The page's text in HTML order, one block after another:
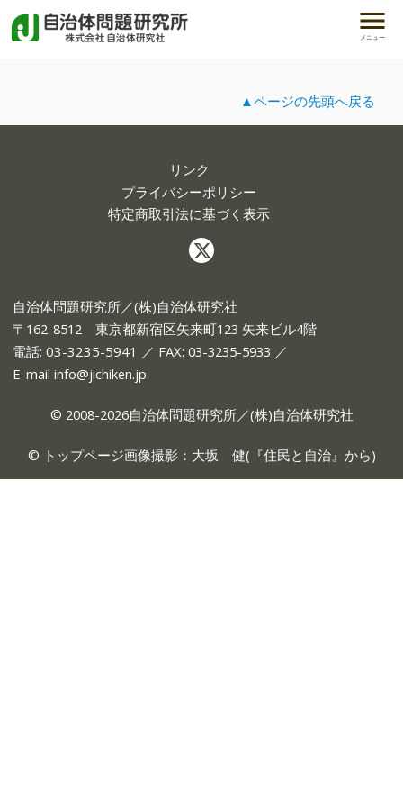
メニュー
▲ページの先頭へ戻る
リンク
プライバシーポリシー
特定商取引法に基づく表示
自治体問題研究所／(株)自治体研究社
〒162-8512 東京都新宿区矢来町123 矢来ビル4階
電話: 03-3235-5941 ／ FAX: 03-3235-5933 ／
E-mail info@jichiken.jp
© 2008-2026自治体問題研究所／(株)自治体研究社
© トップページ画像撮影：大坂 健(『住民と自治』から)